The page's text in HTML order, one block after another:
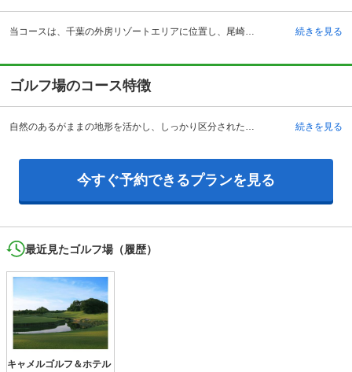
当コースは、千葉の外房リゾートエリアに位置し、尾崎将司プロ監修のゴルフ場として1995年4月薄井茂の設計でオープンしました。ビギナーから上級者までゴルフを楽しめるゴルフ場として人気です。18ホール、パー72、コースレート71.4、OUTコース3340ヤード、INコース3,138ヤード、総ヤード数6,478ヤード、丘陵形状のコースで、ベントグリーン、面積約93.7万平方メートルの自然豊かなゴルフ場です。 宿泊施設も併設され、全11室の客室は、大理石や御影石が贅沢にほどこされたバスルームなどリッチな気分を味わえます。全室フェアウェイビューで101平方メートル（2LDK）の広々とした欧米スタイルのスウィートヴィラでは、ゴルフ場で暮らすようなリゾートライフが過ごせます。宿泊を伴う各種プランもあり、ゴルフの楽しみやアフターゴルフのゆったりとしたリゾートステイも楽しめます。 続きを見る
ゴルフ場のコース特徴
自然のあるがままの地形を活かし、しっかり区分された各ホールは、美しさと戦略性を併せ持ち、14本全てのクラブを駆使して攻略しなくてはいけない刺激あるコースです。 INコースの各ホールは慎重にホールルートを考えて攻めなければスコアをまとめることは難しいコースです。特に、13,15,18番ホールは飛距離だけにこだわると厳しいバンカーにつかまります。飛距離だけが目的のゴルフではなく、アイアンなどで細かく刻むなど緻密なプレーが大切です。どのホールもリゾートコースならではの開放感を存分に感じられ、コースは乗用カートによるセルフプレーの各ホール変化に富んだ18ホールになっています。どのようなレベルのゴルファーも本当のゴルフを楽しむことができるゴルフ場です。 続きを見る
今すぐ予約できるプランを見る
最近見たゴルフ場（履歴）
キャメルゴルフ＆ホテル